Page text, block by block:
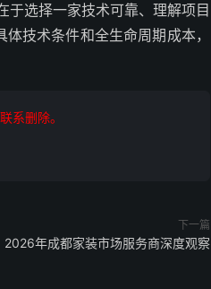
选择一家技术可靠、理解项目
技术条件和全生命周期成本，
系删除。
下一篇
2026年成都家装市场服务商深度观察